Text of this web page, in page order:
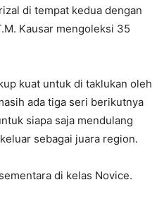
di tempat kedua dengan
Kausar mengoleksi 35
kuat untuk di taklukan oleh
ada tiga seri berikutnya
siapa saja mendulang
sebagai juara region.
di kelas Novice.